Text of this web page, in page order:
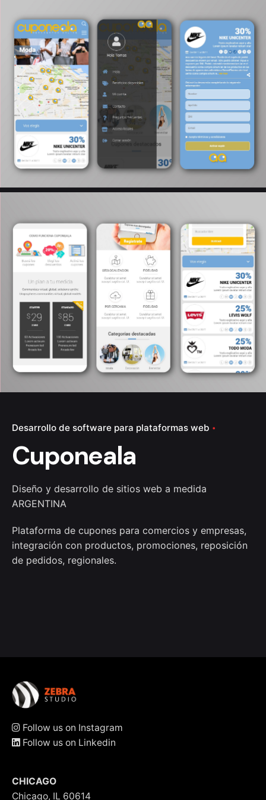
Desarrollo de software para plataformas web
Cuponeala
Diseño y desarrollo de sitios web a medida
ARGENTINA
Plataforma de cupones para comercios y empresas,
integración con productos, promociones, reposición
de pedidos, regionales.
Follow us on Instagram
Follow us on Linkedin
CHICAGO
Chicago, IL 60614